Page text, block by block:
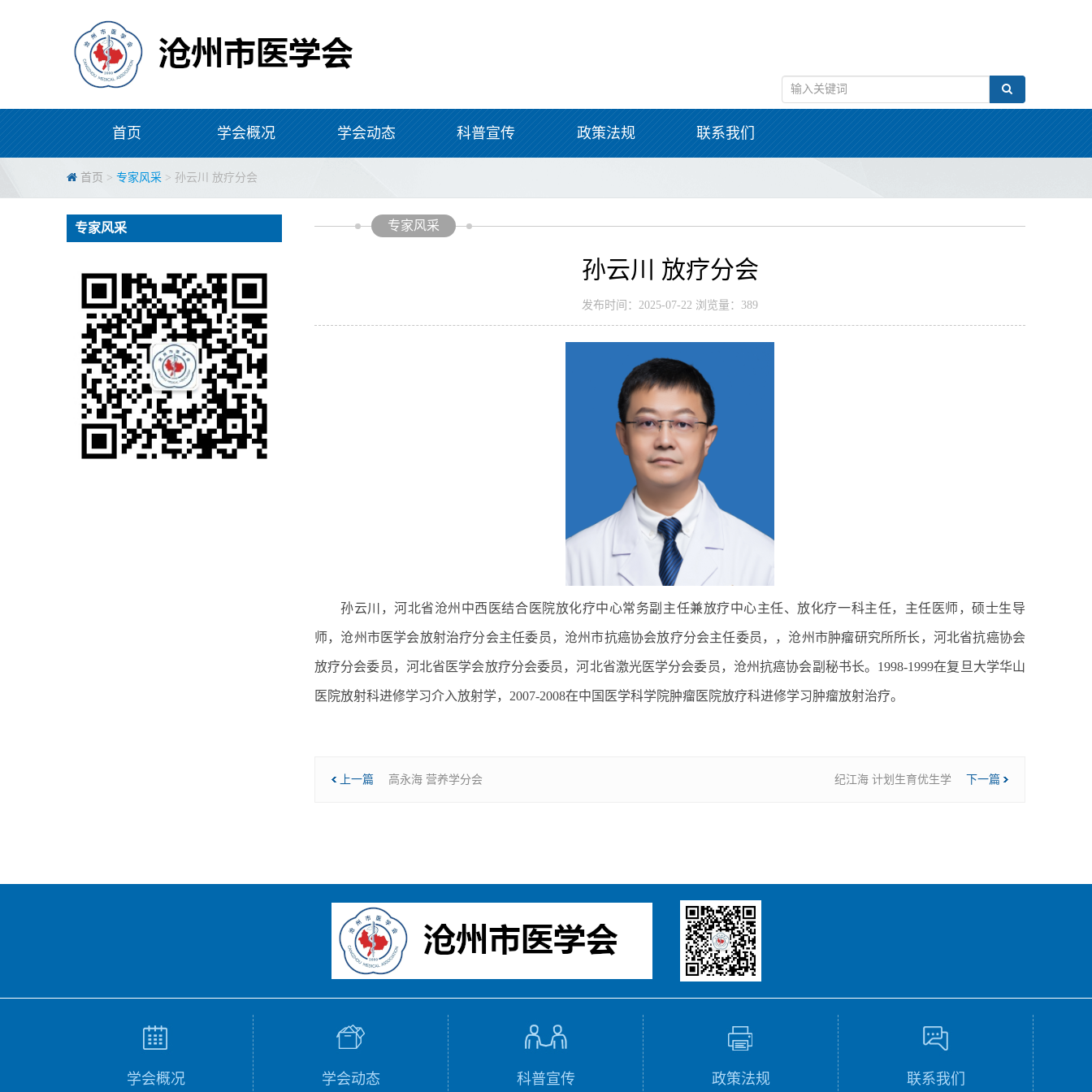
首页 学会概况 学会动态 科普宣传 政策法规 联系我们
首页 > 专家风采 > 孙云川 放疗分会
专家风采 专家风采
孙云川 放疗分会
发布时间：2025-07-22 浏览量：389
孙云川，河北省沧州中西医结合医院放化疗中心常务副主任兼放疗中心主任、放化疗一科主任，主任医师，硕士生导
师，沧州市医学会放射治疗分会主任委员，沧州市抗癌协会放疗分会主任委员，，沧州市肿瘤研究所所长，河北省抗癌协会
放疗分会委员，河北省医学会放疗分会委员，河北省激光医学分会委员，沧州抗癌协会副秘书长。1998-1999在复旦大学华山
医院放射科进修学习介入放射学，2007-2008在中国医学科学院肿瘤医院放疗科进修学习肿瘤放射治疗。
上一篇 高永海 营养学分会 下一篇
纪江海 计划生育优生学
学会概况 学会动态 科普宣传 政策法规 联系我们